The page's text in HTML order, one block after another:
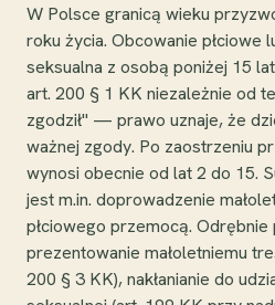
W Polsce granicą wieku
roku życia. Obcowanie płciowe
seksualna z osobą poniżej 15
art. 200 § 1 KK niezależnie od
zgodził" — prawo uznaje, że
ważnej zgody. Po zaostrzeniu
wynosi obecnie od lat 2 do 15.
jest m.in. doprowadzenie
płciowego przemocą. Odrębnie
prezentowanie małoletniemu
200 § 3 KK), nakłanianie do